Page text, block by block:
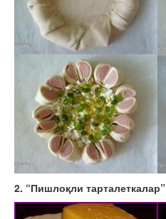
2. “Пишлоқли тарталеткалар”